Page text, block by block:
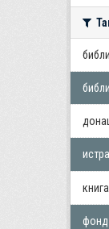
книга
фонд